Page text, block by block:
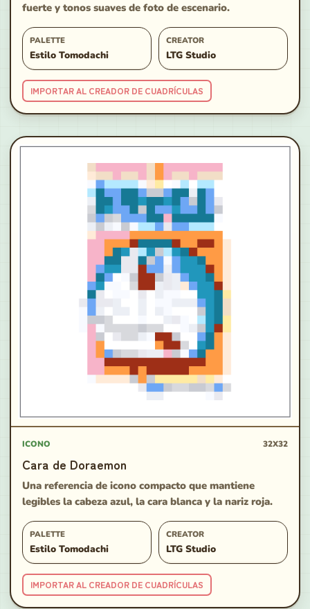
fuerte y tonos suaves de foto de escenario.
PALETTE
Estilo Tomodachi
CREATOR
LTG Studio
IMPORTAR AL CREADOR DE CUADRÍCULAS
ICONO 32X32
Cara de Doraemon
Una referencia de icono compacto que mantiene
legibles la cabeza azul, la cara blanca y la nariz roja.
PALETTE
Estilo Tomodachi
CREATOR
LTG Studio
IMPORTAR AL CREADOR DE CUADRÍCULAS